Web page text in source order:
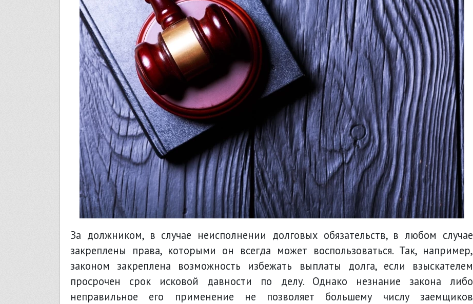
За должником, в случае неисполнении долговых обязательств, в любом случае
закреплены права, которыми он всегда может воспользоваться. Так, например,
законом закреплена возможность избежать выплаты долга, если взыскателем
просрочен срок исковой давности по делу. Однако незнание закона либо
неправильное его применение не позволяет большему числу заемщиков